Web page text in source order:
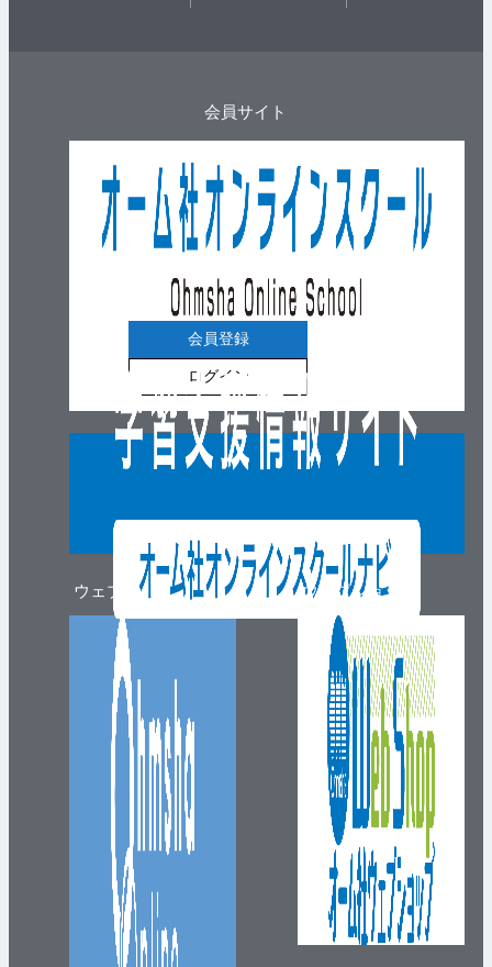
ウェブマガジン
会員サイト
会員登録
ログイン
ウェブショップ